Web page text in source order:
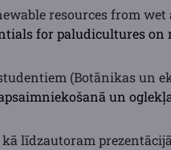
resources from
for paludicultures on
(Botānikas un
un
kā līdzautoram